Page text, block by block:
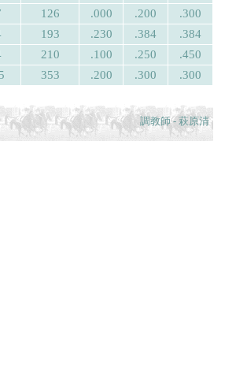
126 .000 .200 .300
193 .230 .384 .384
210 .100 .250 .450
353 .200 .300 .300
調教師 - 萩原清